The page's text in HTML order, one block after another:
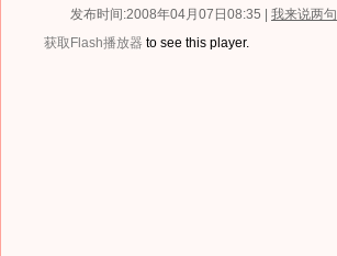
发布时间:2008年04月07日08:35 | 我来说两句
获取Flash播放器 to see this player.